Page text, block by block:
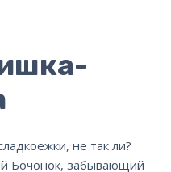
не так ли?
Бочонок, забывающий